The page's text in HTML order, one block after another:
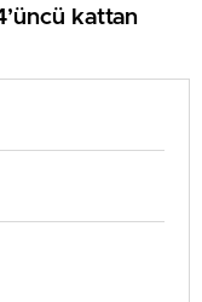
kattan